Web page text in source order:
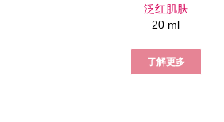
泛红肌肤
20 ml
了解更多